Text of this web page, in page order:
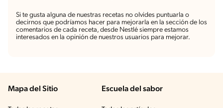
Si te gusta alguna de nuestras recetas no olvides puntuarla o
decirnos que podríamos hacer para mejorarla en la sección de los
comentarios de cada receta, desde Nestlé siempre estamos
interesados en la opinión de nuestros usuarios para mejorar.
Mapa del Sitio Escuela del sabor